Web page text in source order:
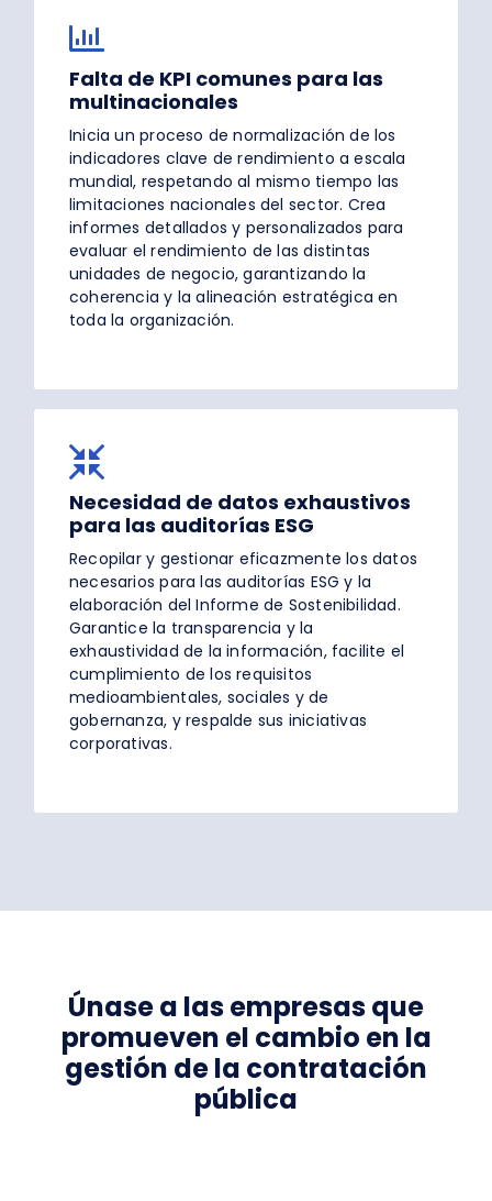
Falta de KPI comunes para las
multinacionales
Inicia un proceso de normalización de los
indicadores clave de rendimiento a escala
mundial, respetando al mismo tiempo las
limitaciones nacionales del sector. Crea
informes detallados y personalizados para
evaluar el rendimiento de las distintas
unidades de negocio, garantizando la
coherencia y la alineación estratégica en
toda la organización.
Necesidad de datos exhaustivos
para las auditorías ESG
Recopilar y gestionar eficazmente los datos
necesarios para las auditorías ESG y la
elaboración del Informe de Sostenibilidad.
Garantice la transparencia y la
exhaustividad de la información, facilite el
cumplimiento de los requisitos
medioambientales, sociales y de
gobernanza, y respalde sus iniciativas
corporativas.
Únase a las empresas que
promueven el cambio en la
gestión de la contratación
pública